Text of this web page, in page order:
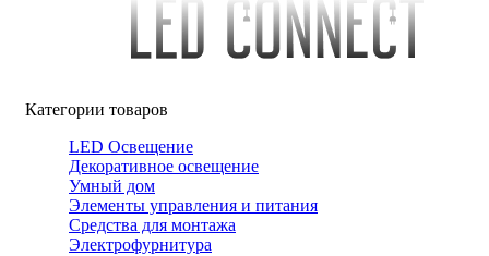
Категории товаров
LED Освещение
Декоративное освещение
Умный дом
Элементы управления и питания
Средства для монтажа
Электрофурнитура